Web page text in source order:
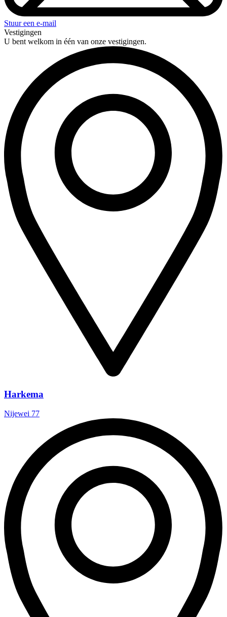
Stuur een e-mail
Vestigingen
U bent welkom in één van onze vestigingen.
Harkema
Nijewei 77